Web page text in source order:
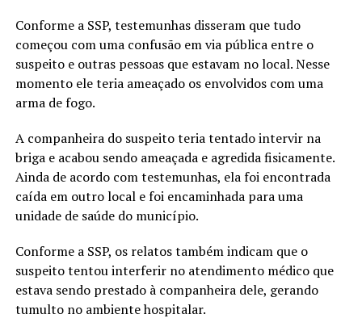
Conforme a SSP, testemunhas disseram que tudo
começou com uma confusão em via pública entre o
suspeito e outras pessoas que estavam no local. Nesse
momento ele teria ameaçado os envolvidos com uma
arma de fogo.
A companheira do suspeito teria tentado intervir na
briga e acabou sendo ameaçada e agredida fisicamente.
Ainda de acordo com testemunhas, ela foi encontrada
caída em outro local e foi encaminhada para uma
unidade de saúde do município.
Conforme a SSP, os relatos também indicam que o
suspeito tentou interferir no atendimento médico que
estava sendo prestado à companheira dele, gerando
tumulto no ambiente hospitalar.